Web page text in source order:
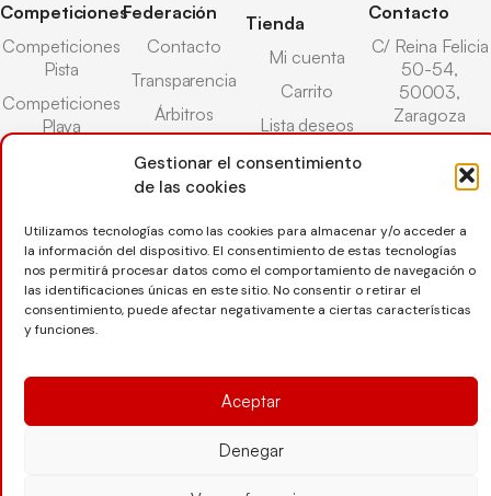
Gestionar el consentimiento
de las cookies
Utilizamos tecnologías como las cookies para almacenar y/o acceder a
la información del dispositivo. El consentimiento de estas tecnologías
nos permitirá procesar datos como el comportamiento de navegación o
las identificaciones únicas en este sitio. No consentir o retirar el
consentimiento, puede afectar negativamente a ciertas características
y funciones.
Aceptar
Denegar
Competiciones
Competiciones
Pista
Competiciones
Playa
Federación
Contacto
Transparencia
Árbitros
Seguro
Tienda
Mi cuenta
Carrito
Lista deseos
Pasarela pago
Contacto
C/ Reina Felicia
50-54,
50003,
Zaragoza
Copyright © 2025 Federación Aragonesa de Voleibol |
Desarrollado porTOOOLS
Aviso LegalPolítica de CookiesPolítica de Privacidad
Declaración de Accesibilidad